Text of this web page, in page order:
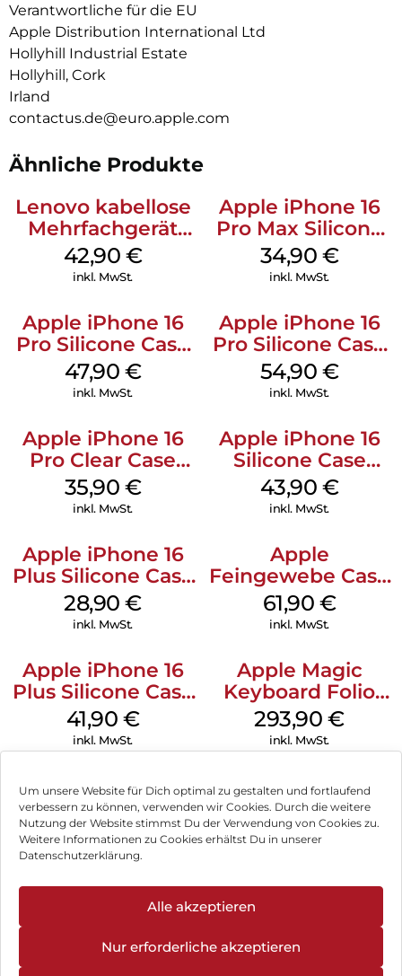
Um unsere Website für Dich optimal zu gestalten und fortlaufend
verbessern zu können, verwenden wir Cookies. Durch die weitere
Nutzung der Website stimmst Du der Verwendung von Cookies zu.
Weitere Informationen zu Cookies erhältst Du in unserer
Datenschutzerklärung.
Alle akzeptieren
Nur erforderliche akzeptieren
Verantwortliche für die EU
Apple Distribution International Ltd
Hollyhill Industrial Estate
Hollyhill, Cork
Irland
contactus.de@euro.apple.com
Ähnliche Produkte
Lenovo kabellose
Mehrfachgerät
Luna Grey
42,90 €
inkl. MwSt.
Apple iPhone 16
Pro Max Silicone
Case MagSafe
Denim
34,90 €
inkl. MwSt.
Apple iPhone 16
Pro Silicone Case
MagSafe Denim
47,90 €
inkl. MwSt.
Apple iPhone 16
Pro Silicone Case
MagSafe Black
54,90 €
inkl. MwSt.
Apple iPhone 16
Pro Clear Case
MagSafe
Transparent
35,90 €
inkl. MwSt.
Apple iPhone 16
Silicone Case
MagSafe Plum
43,90 €
inkl. MwSt.
Apple iPhone 16
Plus Silicone Case
MagSafe Black
28,90€
inkl. MwSt.
Apple
Feingewebe Case
iPhone 15 Pro
MagSafe Schwarz
61,90 €
inkl. MwSt.
Apple iPhone 16
Plus Silicone Case
MagSafe Stone
Gray
41,90 €
inkl. MwSt.
Apple Magic
Keyboard Folio
iPad 10.9″ (10.Gen.)
Weiß
293,90€
inkl. MwSt.
Impressum
Hinweis zur Batterieentsorgung